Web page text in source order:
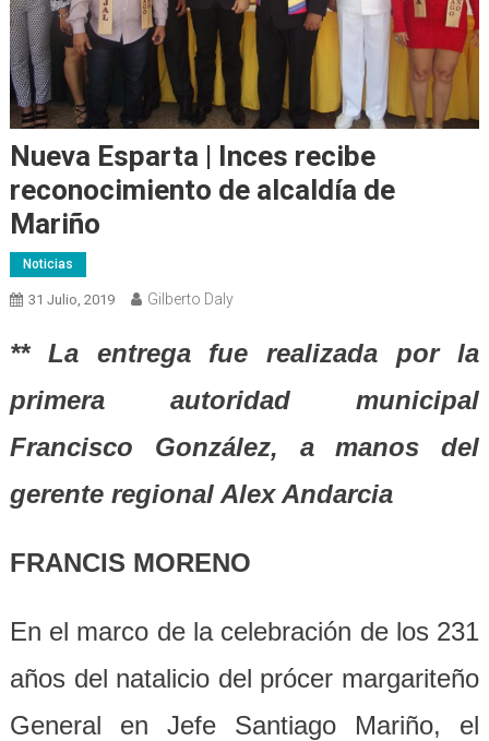
Nueva Esparta | Inces recibe
reconocimiento de alcaldía de
Mariño
Noticias
31 Julio, 2019 Gilberto Daly
** La entrega fue realizada por la
primera autoridad municipal
Francisco González, a manos del
gerente regional Alex Andarcia
FRANCIS MORENO
En el marco de la celebración de los 231
años del natalicio del prócer margariteño
General en Jefe Santiago Mariño, el